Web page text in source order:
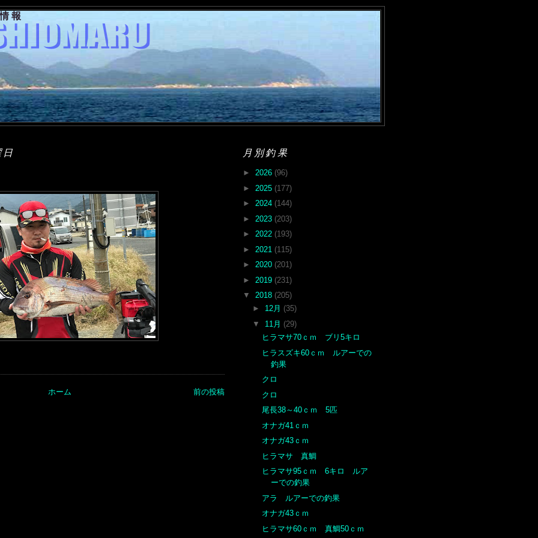
報
前の投稿
ホーム
月別釣果
► 2026 (96)
► 2025 (177)
► 2024 (144)
► 2023 (203)
► 2022 (193)
► 2021 (115)
► 2020 (201)
► 2019 (231)
▼ 2018 (205)
► 12月 (35)
▼ 11月 (29)
ヒラマサ70ｃｍ ブリ5キロ
ヒラスズキ60ｃｍ ルアーでの
釣果
クロ
クロ
尾長38～40ｃｍ 5匹
オナガ41ｃｍ
オナガ43ｃｍ
ヒラマサ 真鯛
ヒラマサ95ｃｍ 6キロ ルア
ーでの釣果
アラ ルアーでの釣果
オナガ43ｃｍ
ヒラマサ60ｃｍ 真鯛50ｃｍ